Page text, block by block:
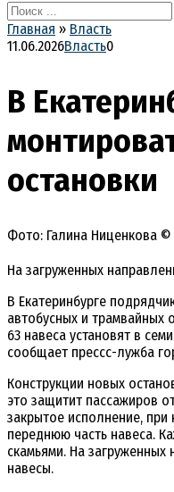
Search
for:
Главная » Власть
11.06.2026Власть0
В
остановки
Фото: Галина Ниценкова
На загруженных
В Екатеринбурге
автобусных и трамвайных
63 навеса установят в
сообщает прессс-лужба
Конструкции новых
это защитит пассажиров
закрытое исполнение, при
переднюю часть навеса.
скамьями. На
навесы.